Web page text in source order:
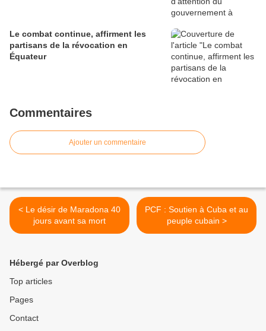
Le combat continue, affirment les
partisans de la révocation en
Équateur
Commentaires
Ajouter un commentaire
< Le désir de Maradona 40
jours avant sa mort
PCF : Soutien à Cuba et au
peuple cubain >
Hébergé par Overblog
Top articles
Pages
Contact